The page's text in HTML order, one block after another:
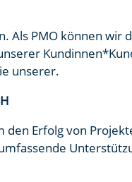
Als PMO können wir
unserer.
den Erfolg von